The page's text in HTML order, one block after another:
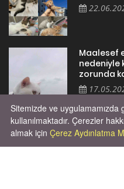
Maalesef
nedeniyle
zorunda
Sitemizde ve uygulamamızda
kullanılmaktadır. Çerezler
almak için Çerez Aydınlatma